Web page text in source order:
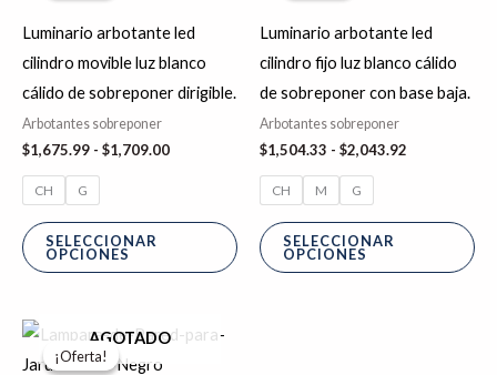
Luminario arbotante led
cilindro movible luz blanco
cálido de sobreponer dirigible.
Arbotantes sobreponer
$1,675.99 - $1,709.00
$1,675.99
$1,709.00
CH G
SELECCIONAR
OPCIONES
opciones
pueden
elegir
en
Luminario arbotante led
cilindro fijo luz blanco cálido
de sobreponer con base baja.
Arbotantes sobreponer
$1,504.33 - $2,043.92
$1,504.33
$2,043.92
CH M G
SELECCIONAR
OPCIONES
en
¡Oferta!
AGOTADO
¡Oferta!
El
precio
original
El
precio
actual